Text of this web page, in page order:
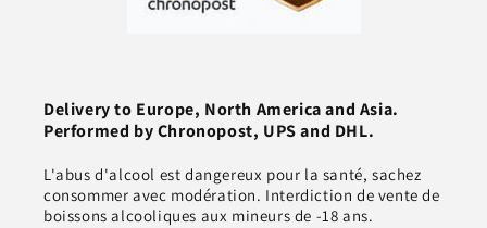
Delivery to Europe, North America and Asia.
Performed by Chronopost, UPS and DHL.
L'abus d'alcool est dangereux pour la santé, sachez
consommer avec modération. Interdiction de vente de
boissons alcooliques aux mineurs de -18 ans.